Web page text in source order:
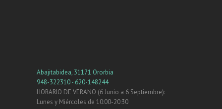
Abajitabidea, 31171 Ororbia
948-322310 - 620-148244
HORARIO DE VERANO (6 Junio a 6 Septiembre):
Lunes y Miércoles de 10:00-20:30